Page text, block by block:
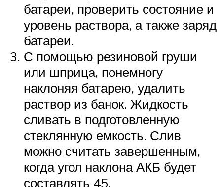
батареи, проверить состояние и
уровень раствора, а также заряд
батареи.
С помощью резиновой груши
или шприца, понемногу
наклоняя батарею, удалить
раствор из банок. Жидкость
сливать в подготовленную
стеклянную емкость. Слив
можно считать завершенным,
когда угол наклона АКБ будет
составлять 45.